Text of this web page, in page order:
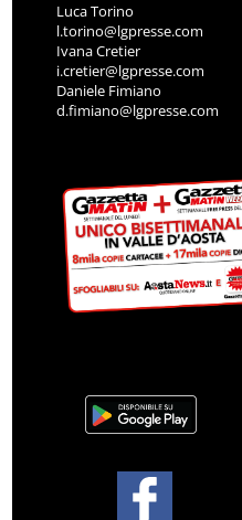
Luca Torino
l.torino@lgpresse.com
Ivana Cretier
i.cretier@lgpresse.com
Daniele Fimiano
d.fimiano@lgpresse.com